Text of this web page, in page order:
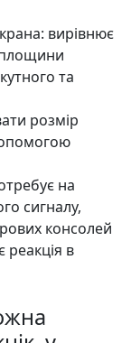
вирівнює
площини
та
розмір
на
сигналу,
консолей
реакція в